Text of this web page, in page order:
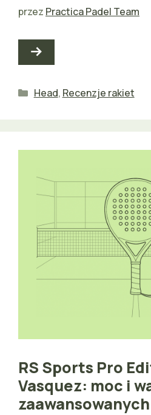
przez Practica Padel Team
Kategorie
Head, Recenzje rakiet
RS Sports Pro
Vasquez: moc i